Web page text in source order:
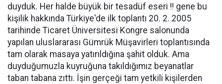
duyduk. Her halde büyük bir tesadüf eseri !! gene bu
kişilik hakkında Türkiye'de ilk toplantı 20. 2. 2005
tarihinde Ticaret Üniversitesi Kongre salonunda
yapılan uluslararası Gümrük Müşavirleri toplantısında
tam olarak masaya yatırıldığına şahit olduk. Ama
duyduğumuzla kuyruğuna takıldığımız beyanatlar
taban tabana zıttı. İşin gerçeği tam yetkili kişilerden